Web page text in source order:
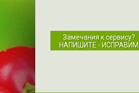
Замечания к сервису?
НАПИШИТЕ - ИСПРАВИМ